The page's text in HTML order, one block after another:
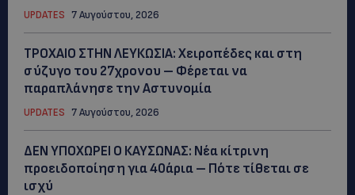
UPDATES 7 Αυγούστου, 2026
ΤΡΟΧΑΙΟ ΣΤΗΝ ΛΕΥΚΩΣΙΑ: Χειροπέδες και στη
σύζυγο του 27χρονου – Φέρεται να
παραπλάνησε την Αστυνομία
UPDATES 7 Αυγούστου, 2026
ΔΕΝ ΥΠΟΧΩΡΕΙ Ο ΚΑΥΣΩΝΑΣ: Νέα κίτρινη
προειδοποίηση για 40άρια – Πότε τίθεται σε
ισχύ